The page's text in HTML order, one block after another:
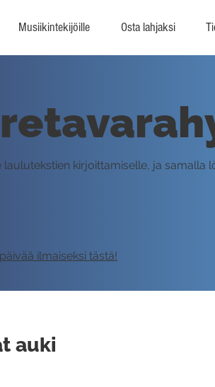
Musiikintekijöille Osta lahjaksi
laulutekstien kirjoittamiselle, ja
ilmaiseksi tästä!
auki